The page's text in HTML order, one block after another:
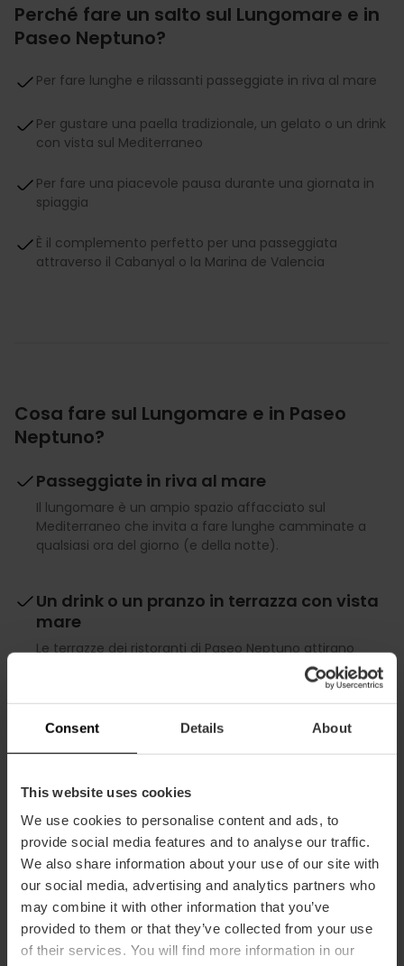
Consent Details About
This website uses cookies
We use cookies to personalise content and ads, to
provide social media features and to analyse our traffic.
We also share information about your use of our site with
our social media, advertising and analytics partners who
may combine it with other information that you’ve
provided to them or that they’ve collected from your use
of their services. You will find more information in our
Perché fare un salto sul Lungomare e in
Paseo Neptuno?
Per fare lunghe e rilassanti passeggiate in riva al mare
Per gustare una paella tradizionale, un gelato o un drink
con vista sul Mediterraneo
Per fare una piacevole pausa durante una giornata in
spiaggia
È il complemento perfetto per una passeggiata
attraverso il Cabanyal o la Marina de Valencia
Cosa fare sul Lungomare e in Paseo
Neptuno?
Passeggiate in riva al mare
Il lungomare è un ampio spazio affacciato sul
Mediterraneo che invita a fare lunghe camminate a
qualsiasi ora del giorno (e della notte).
Un drink o un pranzo in terrazza con vista
mare
Le terrazze dei ristoranti di Paseo Neptuno attirano
numerosi turisti e locali grazie alla loro ricca offerta di
specialità a base di riso, piatti mediterranei e tapas.
Potrai anche rinfrescarti con un gelato o una
tradizionale horchata, o goderti un drink con gli amici al
Scarica gratis la tua guida esclusiva
delle spiagge di Valencia!